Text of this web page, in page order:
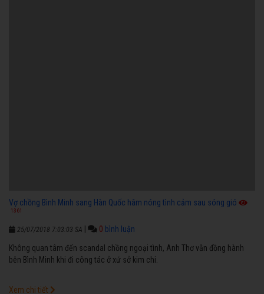
Vợ chồng Bình Minh sang Hàn Quốc hâm nóng tình cảm sau sóng gió
1361
25/07/2018 7:03:03 SA 0 bình luận
Không quan tâm đến scandal chồng ngoại tình, Anh Thơ vẫn đồng hành
bên Bình Minh khi đi công tác ở xứ sở kim chi.
Xem chi tiết